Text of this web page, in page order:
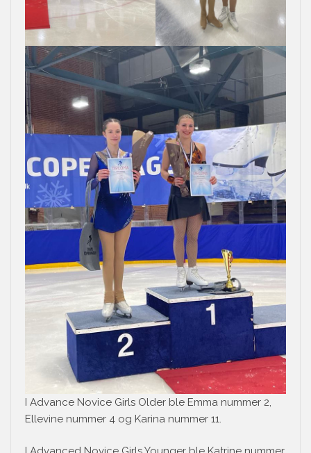
I Advance Novice Girls Older ble Emma nummer 2,
Ellevine nummer 4 og Karina nummer 11.